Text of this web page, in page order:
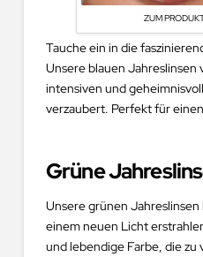
ZUM
Tauche ein in die
Unsere blauen Jahreslinsen
intensiven und
verzaubert. Perfekt für
Grüne
Unsere grünen Jahreslinsen
einem neuen Licht
und lebendige Farbe, die zu